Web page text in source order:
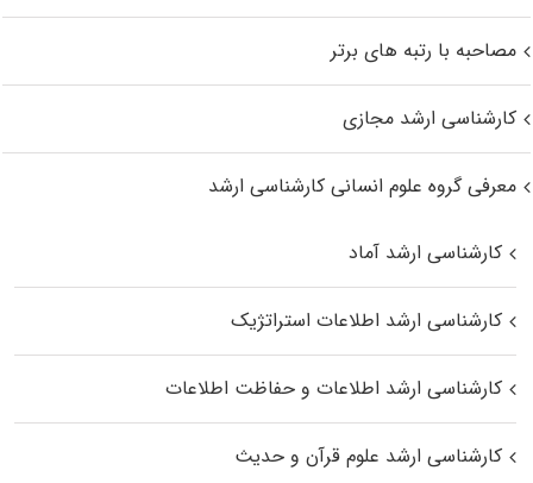
مصاحبه با رتبه های برتر
کارشناسی ارشد مجازی
معرفی گروه علوم انسانی کارشناسی ارشد
کارشناسی ارشد آماد
کارشناسی ارشد اطلاعات استراتژیک
کارشناسی ارشد اطلاعات و حفاظت اطلاعات
کارشناسی ارشد علوم قرآن و حدیث